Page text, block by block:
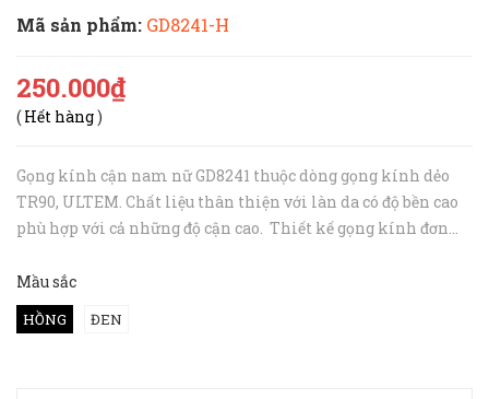
Mã sản phẩm: GD8241-H
250.000₫
( Hết hàng)
Gọng kính cận nam nữ GD8241 thuộc dòng gọng kính dẻo
TR90, ULTEM. Chất liệu thân thiện với làn da có độ bền cao
phù hợp với cả những độ cận cao. Thiết kế gọng kính đơn
Đặc biệt, mẫu gọ...
Mầu sắc
HỒNG ĐEN